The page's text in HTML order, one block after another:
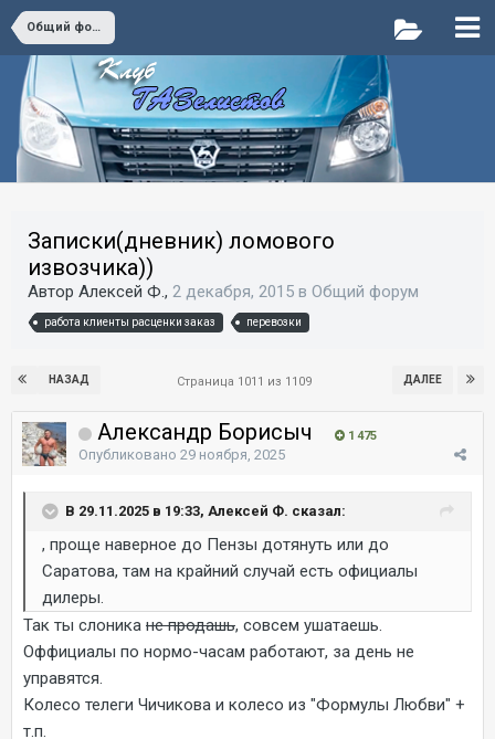
Общий форум
Записки(дневник) ломового
извозчика))
Автор Алексей Ф., 2 декабря, 2015 в Общий форум
работа клиенты расценки заказ перевозки
НАЗАД ДАЛЕЕ
Страница 1011 из 1109
Александр Борисыч 1 475
Опубликовано 29 ноября, 2025
В 29.11.2025 в 19:33, Алексей Ф. сказал:
, проще наверное до Пензы дотянуть или до
Саратова, там на крайний случай есть официалы
дилеры.
Так ты слоника не продашь, совсем ушатаешь.
Оффициалы по нормо-часам работают, за день не
управятся.
Колесо телеги Чичикова и колесо из "Формулы Любви" +
т.п.